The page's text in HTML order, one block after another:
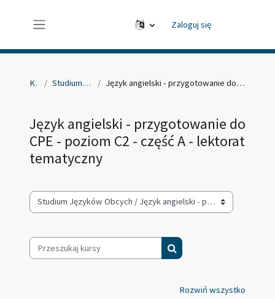
Zaloguj się
Kursy Studium Języków Obcych Język angielski - przygotowanie do CPE - poziom C2 - część A - lektorat tematyczny
Język angielski - przygotowanie do
CPE - poziom C2 - część A - lektorat
tematyczny
Kategorie kursów
Przeszukaj kursy
Przeszukaj kursy
Rozwiń wszystko